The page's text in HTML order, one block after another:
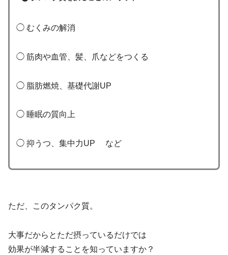
◯ むくみの解消
◯ 筋肉や血管、髪、爪などをつくる
◯ 脂肪燃焼、基礎代謝UP
◯ 睡眠の質向上
◯ 抑うつ、集中力UP など
ただ、このタンパク質。
大事だからとただ摂っているだけでは
効果が半減することを知っていますか？